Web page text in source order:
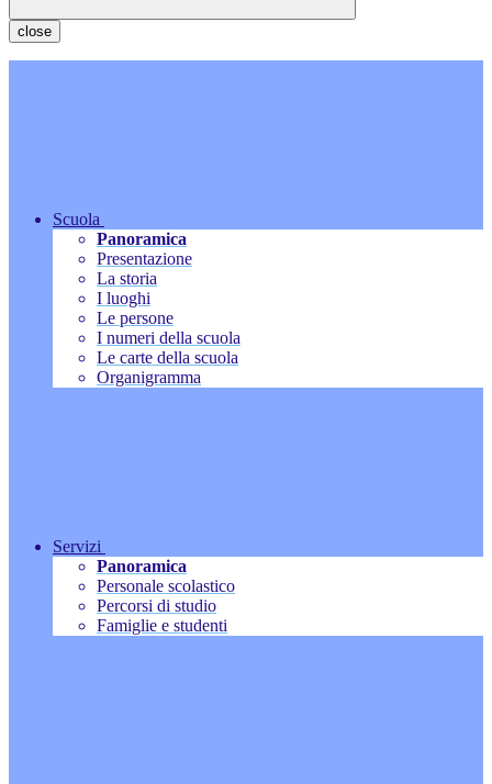
close
Scuola
Panoramica
Presentazione
La storia
I luoghi
Le persone
I numeri della scuola
Le carte della scuola
Organigramma
Servizi
Panoramica
Personale scolastico
Percorsi di studio
Famiglie e studenti